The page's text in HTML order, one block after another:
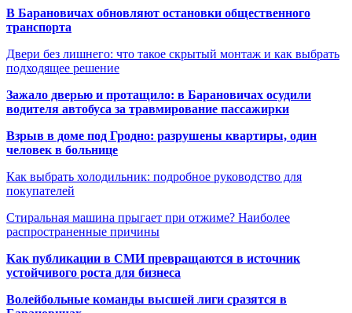
В Барановичах обновляют остановки общественного
транспорта
Двери без лишнего: что такое скрытый монтаж и как выбрать
подходящее решение
Зажало дверью и протащило: в Барановичах осудили
водителя автобуса за травмирование пассажирки
Взрыв в доме под Гродно: разрушены квартиры, один
человек в больнице
Как выбрать холодильник: подробное руководство для
покупателей
Стиральная машина прыгает при отжиме? Наиболее
распространенные причины
Как публикации в СМИ превращаются в источник
устойчивого роста для бизнеса
Волейбольные команды высшей лиги сразятся в